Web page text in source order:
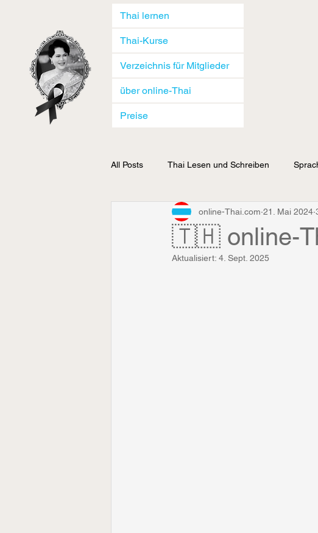
Thai lernen
Thai-Kurse
Verzeichnis für Mitglieder
über online-Thai
Preise
All Posts Thai Lesen und Schreiben
Thai(land) allgemein online-Thai | Thai im
online-Thai | Thematisch online-Thai |
🇹🇭 online-
online-Thai.com 21. Mai 2024
Aktualisiert: 4. Sept. 2025